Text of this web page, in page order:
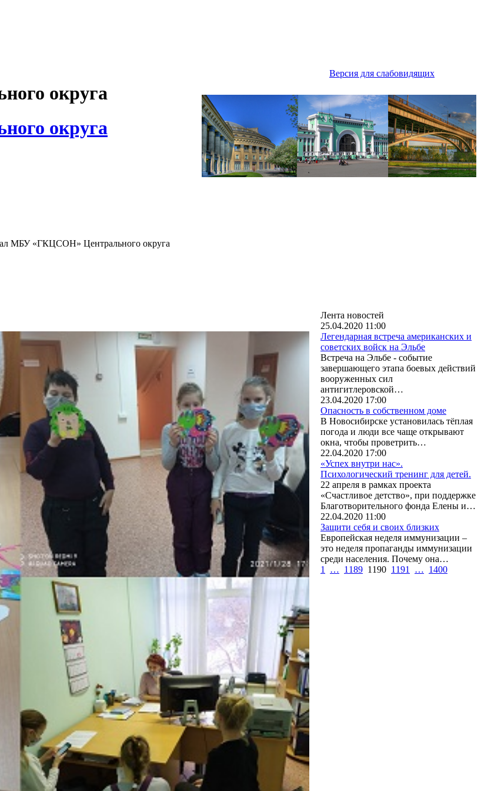
Версия для слабовидящих
округа
округа
МБУ «ГКЦСОН» Центрального округа
Лента новостей
25.04.2020 11:00
Легендарная встреча американских и
советских войск на Эльбе
Встреча на Эльбе - событие
завершающего этапа боевых действий
вооруженных сил
антигитлеровской…
23.04.2020 17:00
Опасность в собственном доме
В Новосибирске установилась тёплая
погода и люди все чаще открывают
окна, чтобы проветрить…
22.04.2020 17:00
«Успех внутри нас».
Психологический тренинг для детей.
22 апреля в рамках проекта
«Счастливое детство», при поддержке
Благотворительного фонда Елены и…
22.04.2020 11:00
Защити себя и своих близких
Европейская неделя иммунизации –
это неделя пропаганды иммунизации
среди населения. Почему она…
1
… 1189 1190 1191 … 1400